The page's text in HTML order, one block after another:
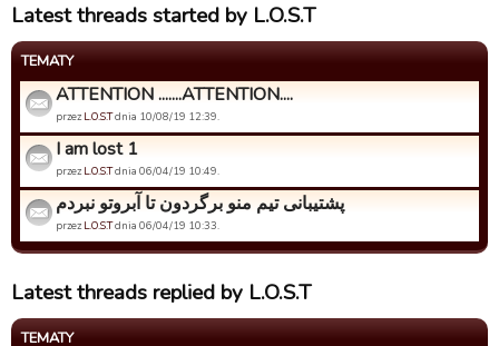
Latest threads started by L.O.S.T
TEMATY
ATTENTION .......ATTENTION....
przez L.O.S.Tdnia 10/08/19 12:39.
I am lost 1
przez L.O.S.Tdnia 06/04/19 10:49.
پشتیبانی تیم منو برگردون تا آبروتو نبردم
przez L.O.S.Tdnia 06/04/19 10:33.
Latest threads replied by L.O.S.T
TEMATY